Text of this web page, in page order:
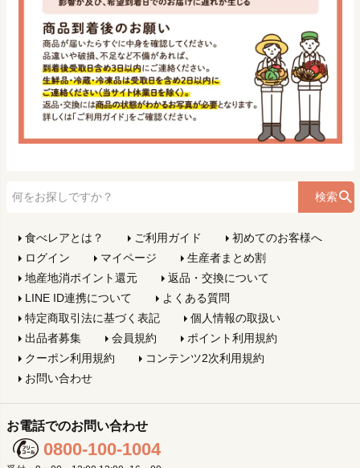
検索
食べレアとは？ ご利用ガイド
初めてのお客様へ
ログイン
マイページ
生産者まとめ割
地産地消ポイント還元
返品・交換について
LINE ID連携について
よくある質問
特定商取引法に基づく表記
個人情報の取扱い
出品者募集
会員規約
ポイント利用規約
クーポン利用規約
コンテンツ2次利用規約
お問い合わせ
お電話でのお問い合わせ
0800-100-1004